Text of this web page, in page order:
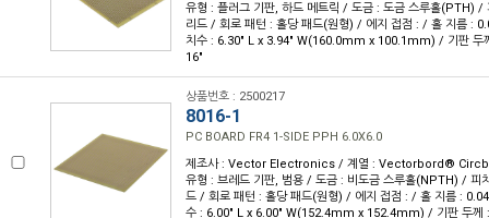
유형 : 플러그 기판, 하드 메트릭 / 도금 : 도금 스루홀(PTH)
리드 / 회로 패턴 : 홀당 패드(원형) / 에지 접점 : / 홀 지름 :
치수 : 6.30" L x 3.94" W(160.0mm x 100.1mm) / 기판
16"
상품번호 : 2500217
8016-1
PC BOARD FR4 1-SIDE PPH 6.0X6.0
제조사 : Vector Electronics / 계열 : Vectorbord®
유형 : 브레드 기판, 범용 / 도금 : 비도금 스루홀(NPTH) /
드 / 회로 패턴 : 홀당 패드(원형) / 에지 접점 : / 홀 지름 :
수 : 6.00" L x 6.00" W(152.4mm x 152.4mm) / 기판 두